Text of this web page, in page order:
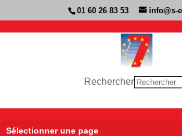
01 60 26 83 53 info@s-
Rechercher
Sélectionner une page